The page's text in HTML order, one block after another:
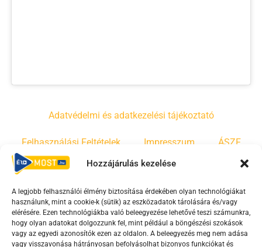
Hozzájárulás kezelése
A legjobb felhasználói élmény biztosítása érdekében olyan technológiákat
használunk, mint a cookie-k (sütik) az eszközadatok tárolására és/vagy
elérésére. Ezen technológiákba való beleegyezése lehetővé teszi számunkra,
hogy olyan adatokat dolgozzunk fel, mint például a böngészési szokások
vagy az egyedi azonosítók ezen az oldalon. A beleegyezés meg nem adása
vagy visszavonása hátrányosan befolyásolhat bizonyos funkciókat és
Adatvédelmi és adatkezelési tájékoztató
Felhasználási Feltételek Impresszum ÁSZF
Irányelvek Moderálási szabályzat
F
a
c
Y
o
u
T
i
k